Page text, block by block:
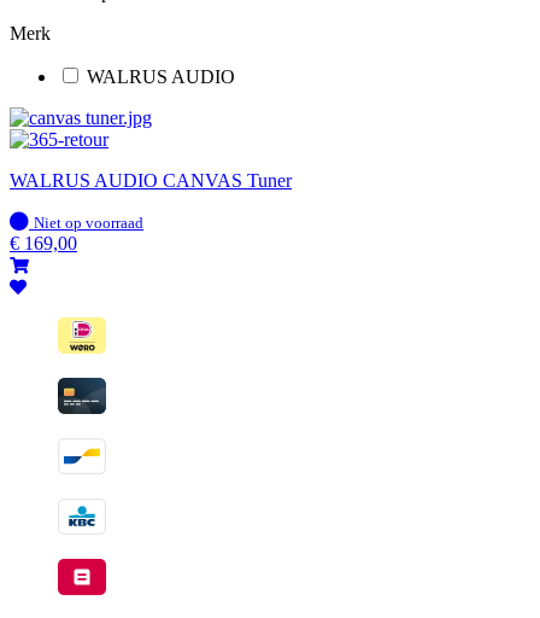
Merk
WALRUS AUDIO
WALRUS AUDIO CANVAS Tuner
Op
voorraad
Niet op voorraad
€ 169,00